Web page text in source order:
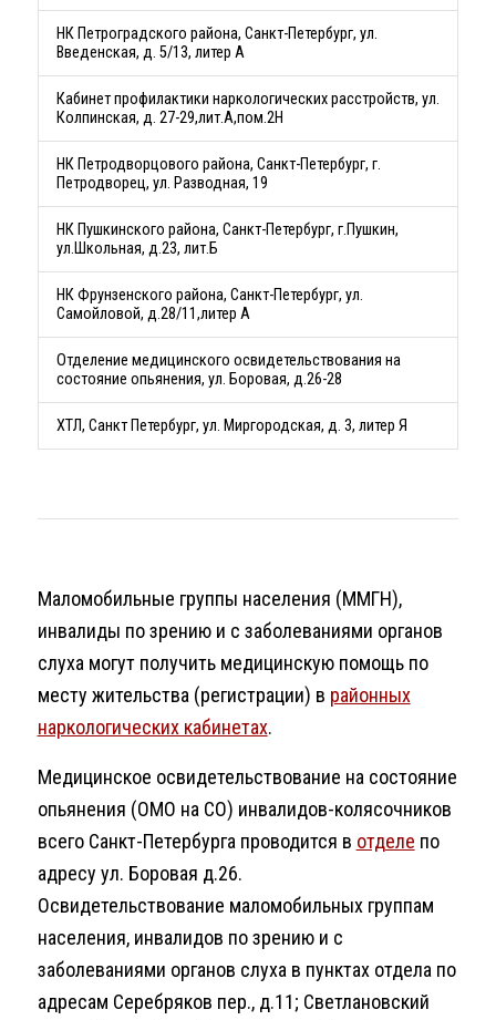
НК Петроградского района, Санкт-Петербург, ул.
Введенская, д. 5/13, литер А
Кабинет профилактики наркологических расстройств, ул.
Колпинская, д. 27-29,лит.А,пом.2Н
НК Петродворцового района, Санкт-Петербург, г.
Петродворец, ул. Разводная, 19
НК Пушкинского района, Санкт-Петербург, г.Пушкин,
ул.Школьная, д.23, лит.Б
НК Фрунзенского района, Санкт-Петербург, ул.
Самойловой, д.28/11,литер А
Отделение медицинского освидетельствования на
состояние опьянения, ул. Боровая, д.26-28
ХТЛ, Санкт Петербург, ул. Миргородская, д. 3, литер Я
Маломобильные группы населения (ММГН),
инвалиды по зрению и с заболеваниями органов
слуха могут получить медицинскую помощь по
месту жительства (регистрации) в районных
наркологических кабинетах.
Медицинское освидетельствование на состояние
опьянения (ОМО на СО) инвалидов-колясочников
всего Санкт-Петербурга проводится в отделе по
адресу ул. Боровая д.26.
Освидетельствование маломобильных группам
населения, инвалидов по зрению и с
заболеваниями органов слуха в пунктах отдела по
адресам Серебряков пер., д.11; Светлановский